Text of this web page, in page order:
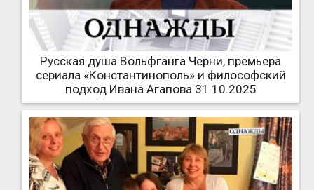
Русская душа Вольфганга Черни, премьера
сериала «Константинополь» и философский
подход Ивана Агапова 31.10.2025